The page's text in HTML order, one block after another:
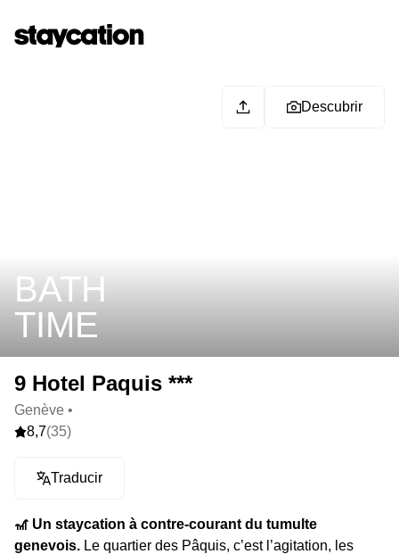
BATH
TIME
Descubrir
9 Hotel Paquis ***
Genève •
8,7(35)
Traducir
🎢 Un staycation à contre-courant du tumulte
genevois. Le quartier des Pâquis, c’est l’agitation, les